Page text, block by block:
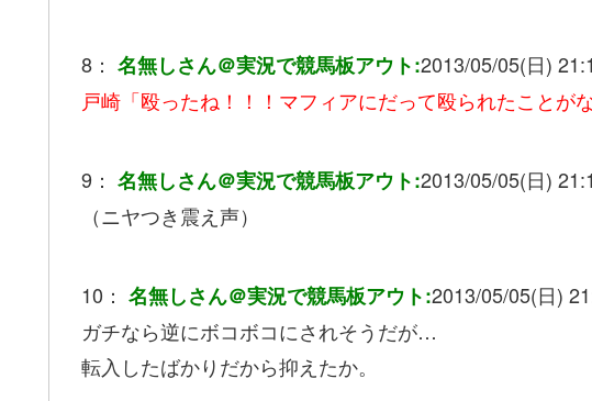
8： 名無しさん＠実況で競馬板アウト:2013/05/05(日)
戸崎「殴ったね！！！マフィアにだって殴られたことが
9： 名無しさん＠実況で競馬板アウト:2013/05/05(日)
（ニヤつき震え声）
10： 名無しさん＠実況で競馬板アウト:2013/05/05(日)
ガチなら逆にボコボコにされそうだが…
転入したばかりだから抑えたか。